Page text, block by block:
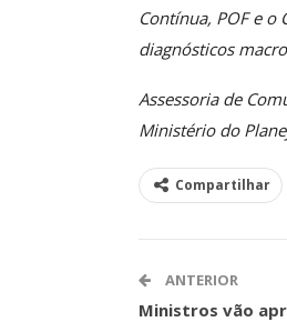
Contínua, POF e
diagnósticos
Assessoria de
Ministério do
Compartilhar
ANTERIOR
Ministros vão